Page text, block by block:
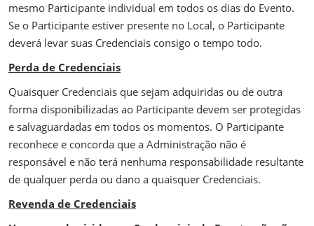
mesmo Participante individual em todos os dias do Evento.
Se o Participante estiver presente no Local, o Participante
deverá levar suas Credenciais consigo o tempo todo.
Perda de Credenciais
Quaisquer Credenciais que sejam adquiridas ou de outra
forma disponibilizadas ao Participante devem ser protegidas
e salvaguardadas em todos os momentos. O Participante
reconhece e concorda que a Administração não é
responsável e não terá nenhuma responsabilidade resultante
de qualquer perda ou dano a quaisquer Credenciais.
Revenda de Credenciais